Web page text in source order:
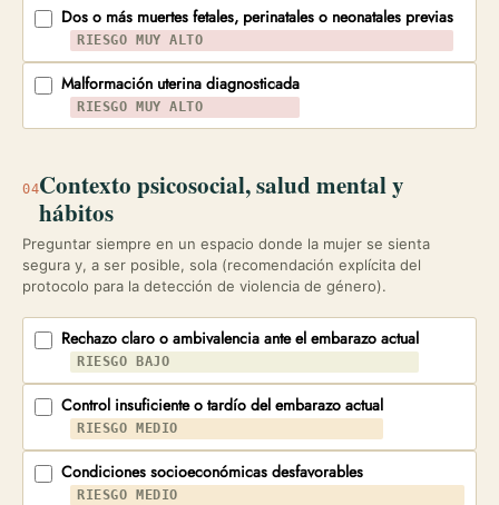
Dos o más muertes fetales, perinatales o neonatales previas
RIESGO MUY ALTO
Malformación uterina diagnosticada
RIESGO MUY ALTO
04Contexto psicosocial, salud mental y
hábitos
Preguntar siempre en un espacio donde la mujer se sienta
segura y, a ser posible, sola (recomendación explícita del
protocolo para la detección de violencia de género).
Rechazo claro o ambivalencia ante el embarazo actual
RIESGO BAJO
Control insuficiente o tardío del embarazo actual
RIESGO MEDIO
Condiciones socioeconómicas desfavorables
RIESGO MEDIO